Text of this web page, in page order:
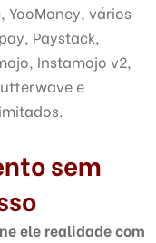
YooMoney, vários
Paystack,
Instamojo v2,
e
sem
ele realidade com